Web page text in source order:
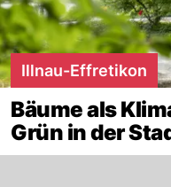
Illnau-Effretikon
Bäume als
Grün in der